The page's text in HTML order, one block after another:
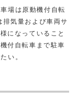
場は原動機付自転
気量および車両サ
になっていること
付自転車まで駐車
い。